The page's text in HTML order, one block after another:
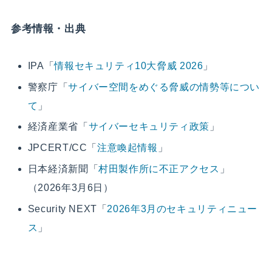
参考情報・出典
IPA「情報セキュリティ10大脅威 2026 」
警察庁「サイバー空間をめぐる脅威の情勢等につい
て 」
経済産業省「 サイバーセキュリティ政策 」
JPCERT/CC「 注意喚起情報 」
日本経済新聞「村田製作所に不正アクセス 」
（2026年3月6日）
Security NEXT「 2026年3月のセキュリティニュー
ス 」